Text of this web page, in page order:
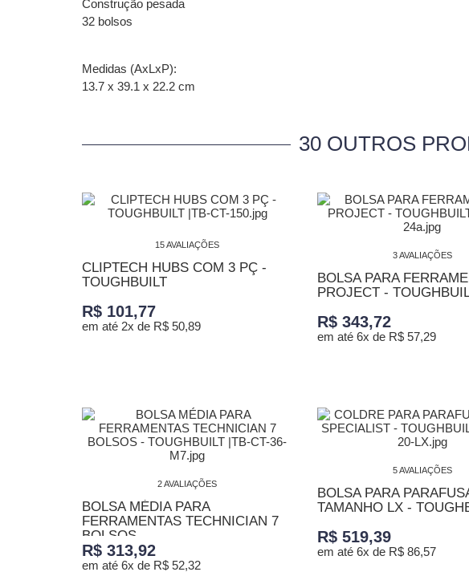
Construção pesada
32 bolsos
Medidas (AxLxP):
13.7 x 39.1 x 22.2 cm
30 OUTROS
15 AVALIAÇÕES
CLIPTECH HUBS COM 3 PÇ -
TOUGHBUILT
R$ 101,77
em até 2x de R$ 50,89
3 AVALIAÇÕES
BOLSA PARA
PROJECT -
R$ 343,72
em até 6x de R$ 57,29
2 AVALIAÇÕES
BOLSA MÉDIA PARA
FERRAMENTAS TECHNICIAN 7
BOLSOS -...
R$ 313,92
em até 6x de R$ 52,32
5 AVALIAÇÕES
BOLSA PARA
TAMANHO LX -
R$ 519,39
em até 6x de R$ 86,57